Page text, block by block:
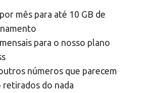
mês para até 10 GB de
para o nosso plano
números que parecem
retirados do nada